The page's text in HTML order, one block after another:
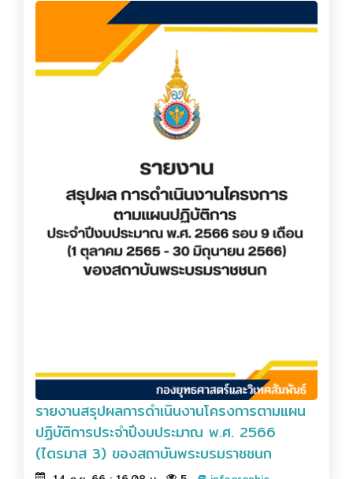
รายงานสรุปผลการดำเนินงานโครงการตามแผน
ปฏิบัติการประจำปีงบประมาณ พ.ศ. 2566
(ไตรมาส 3) ของสถาบันพระบรมราชชนก